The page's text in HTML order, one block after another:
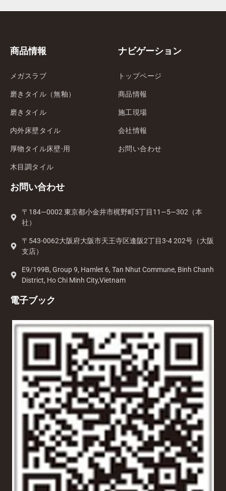
商品情報
メガスラブ
磨きタイル（無釉）
磨きタイル
内外床壁タイル
厚物タイル床壁·用
木目調タイル
ナビゲーション
トップページ
商品情報
施工現場
会社情報
お問い合わせ
お問い合わせ
〒184—0002 東京都小金井市梶野町5丁目11—5—302（本
社）
〒543-0062大阪府大阪市天王寺区逢阪2丁目3-4 202号（大阪
支店）
E9/199B, Group 9, Hamlet 6, Tan Nhut Commune, Binh Chanh
District, Ho Chi Minh City,Vietnam
電子ブック